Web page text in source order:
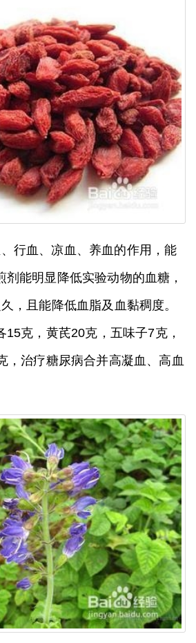
行血、凉血、养血的作用，能
能明显降低实验动物的血糖，
，且能降低血脂及血黏稠度。
15克，黄芪20克，五味子7克，
，治疗糖尿病合并高凝血、高血